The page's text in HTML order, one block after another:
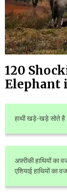
120
Elephant
हाथी खड़े-खड़े सोते
अफ़्रीकी हाथियों का
एशियाई हाथियों का